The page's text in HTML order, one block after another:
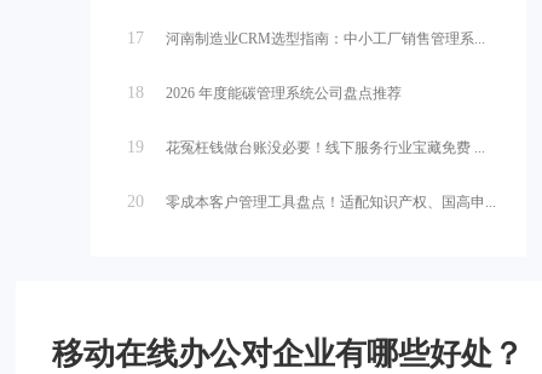
17 河南制造业CRM选型指南：中小工厂销售管理系...
18 2026 年度能碳管理系统公司盘点推荐
19 花冤枉钱做台账没必要！线下服务行业宝藏免费 ...
20 零成本客户管理工具盘点！适配知识产权、国高申...
移动在线办公对企业有哪些好处？